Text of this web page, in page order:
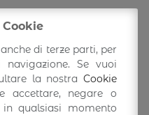
Cookie
di terze parti, per
navigazione. Se vuoi
la nostra Cookie
accettare, negare o
qualsiasi momento